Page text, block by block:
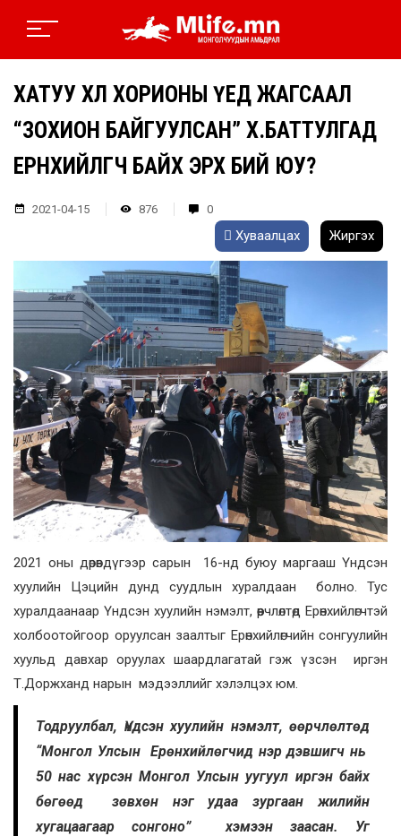
ХАТУУ ХӨЛ ХОРИОНЫ ҮЕД ЖАГСААЛ
“ЗОХИОН БАЙГУУЛСАН” Х.БАТТУЛГАД
ЕРӨНХИЙЛӨГЧ БАЙХ ЭРХ БИЙ ЮУ?
2021-04-15 876 0
Хуваалцах Жиргэх
2021 оны дөрөвдүгээр сарын 16-нд буюу маргааш Үндсэн
хуулийн Цэцийн дунд суудлын хуралдаан болно. Тус
хуралдаанаар Үндсэн хуулийн нэмэлт, өөрчлөлтөд Ерөнхийлөгчтэй
холбоотойгоор оруулсан заалтыг Ерөнхийлөгчийн сонгуулийн
хуульд давхар оруулах шаардлагатай гэж үзсэн иргэн
Т.Доржханд нарын мэдээллийг хэлэлцэх юм.
Тодруулбал, Үндсэн хуулийн нэмэлт, өөрчлөлтөд
“Монгол Улсын Ерөнхийлөгчид нэр дэвшигч нь
50 нас хүрсэн Монгол Улсын уугуул иргэн байх
бөгөөд зөвхөн нэг удаа зургаан жилийн
хугацаагаар сонгоно” хэмээн заасан. Уг